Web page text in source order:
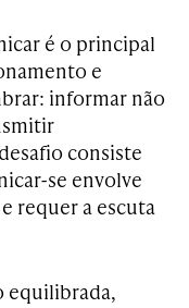
é o principal
e
informar não
consiste
se envolve
requer a escuta
equilibrada,